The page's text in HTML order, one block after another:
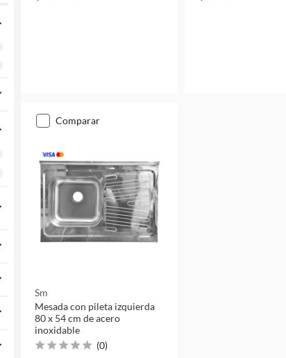
comparar
Sm
Mesada con pileta izquierda
80 x 54 cm de acero
inoxidable
(0)